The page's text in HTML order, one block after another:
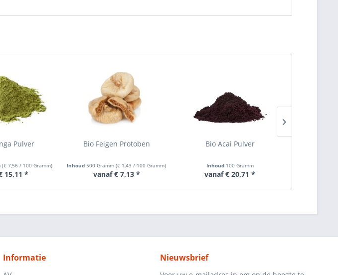
Pulver
(€ 7,56 / 100 Gramm)
15,11 *
Bio Feigen Protoben
Inhoud500 Gramm(€ 1,43 / 100 Gramm)
vanaf € 7,13 *
Bio Acai Pulver
Inhoud 100 Gramm
vanaf € 20,71 *
Informatie Nieuwsbrief